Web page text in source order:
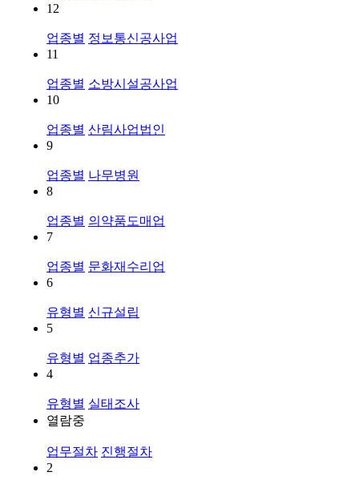
12
업종별 정보통신공사업
11
업종별 소방시설공사업
10
업종별 산림사업법인
9
업종별 나무병원
8
업종별 의약품도매업
7
업종별 문화재수리업
6
유형별 신규설립
5
유형별 업종추가
4
유형별 실태조사
열람중
업무절차 진행절차
2